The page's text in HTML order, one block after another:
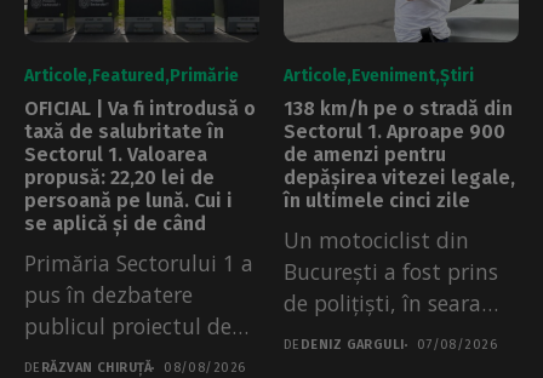
Articole Featured Primărie
OFICIAL | Va fi introdusă o
taxă de salubritate în
Sectorul 1. Valoarea
propusă: 22,20 lei de
persoană pe lună. Cui i
se aplică și de când
Primăria Sectorului 1 a
pus în dezbatere
publicul proiectul de
regulament prin...
DE RĂZVAN CHIRUȚĂ 08/08/2026
Articole Eveniment Știri
138 km/h pe o stradă din
Sectorul 1. Aproape 900
de amenzi pentru
depășirea vitezei legale,
în ultimele cinci zile
Un motociclist din
București a fost prins
de polițiști, în seara
de...
DE DENIZ GARGULI 07/08/2026